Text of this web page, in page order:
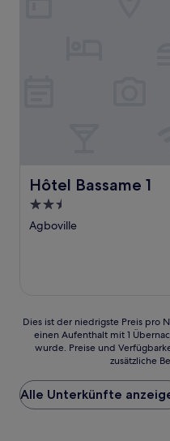
Hôtel Bassame 1
Hôtel Bassame 1
2.5-
Sterne-
Agboville
Dies
der
Preis
pro
Nacht,
Dies ist der niedrigste Preis pro
einen Aufenthalt mit 1
wurde. Preise und
zusätzliche
Alle Unterkünfte